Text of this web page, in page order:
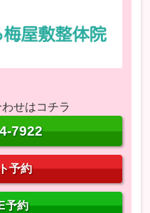
せはコチラ
7922
予約
予約